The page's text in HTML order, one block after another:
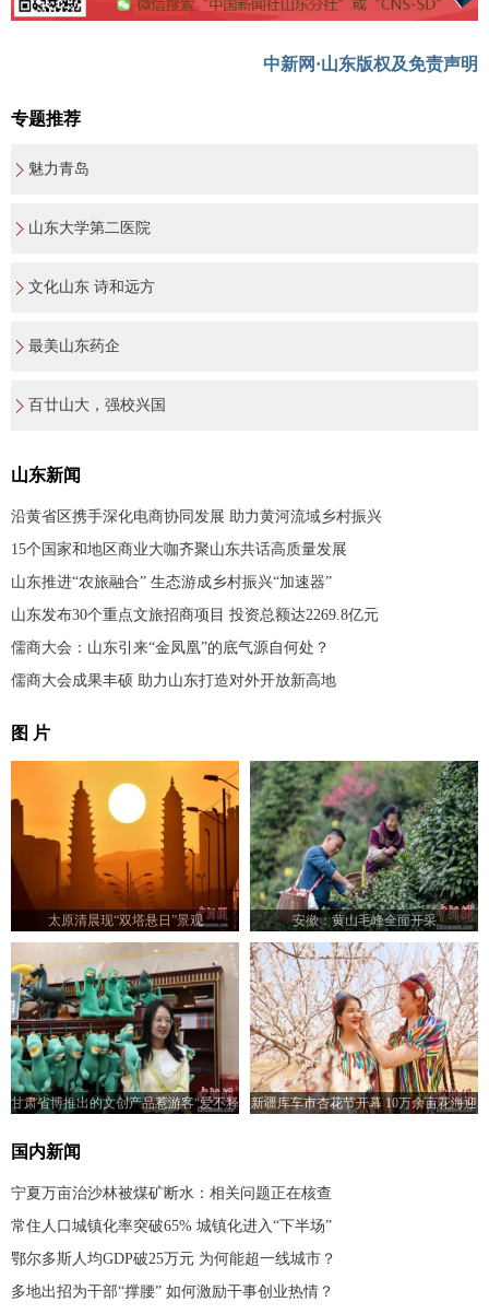
中新网·山东版权及免责声明
专题推荐
魅力青岛
山东大学第二医院
文化山东 诗和远方
最美山东药企
百廿山大，强校兴国
山东新闻
沿黄省区携手深化电商协同发展 助力黄河流域乡村振兴
15个国家和地区商业大咖齐聚山东共话高质量发展
山东推进“农旅融合” 生态游成乡村振兴“加速器”
山东发布30个重点文旅招商项目 投资总额达2269.8亿元
儒商大会：山东引来“金凤凰”的底气源自何处？
儒商大会成果丰硕 助力山东打造对外开放新高地
图 片
太原清晨现“双塔悬日”景观 安徽：黄山毛峰全面开采
甘肃省博推出的文创产品惹游客“爱不释
新疆库车市杏花节开幕 10万余亩花海迎
国内新闻
宁夏万亩治沙林被煤矿断水：相关问题正在核查
常住人口城镇化率突破65% 城镇化进入“下半场”
鄂尔多斯人均GDP破25万元 为何能超一线城市？
多地出招为干部“撑腰” 如何激励干事创业热情？